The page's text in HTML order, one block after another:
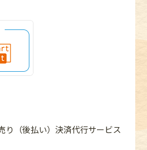
り（後払い）決済代行サービス